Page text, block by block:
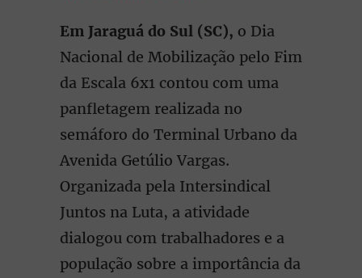
Em Jaraguá do Sul (SC), o Dia
Nacional de Mobilização pelo Fim
da Escala 6x1 contou com uma
panfletagem realizada no
semáforo do Terminal Urbano da
Avenida Getúlio Vargas.
Organizada pela Intersindical
Juntos na Luta, a atividade
dialogou com trabalhadores e a
população sobre a importância da